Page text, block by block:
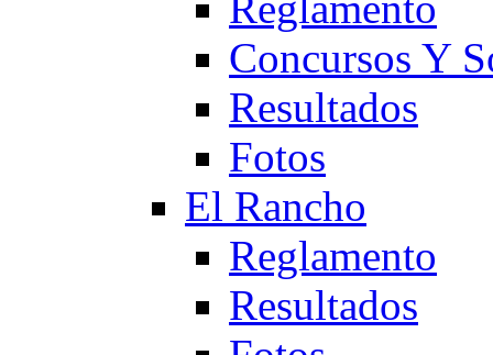
Concursos Y
Resultados
Fotos
El Rancho
Reglamento
Resultados